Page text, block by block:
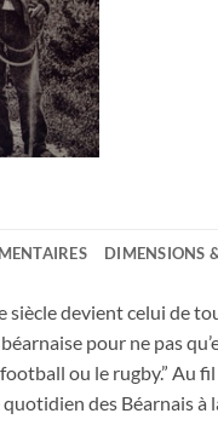
DIMENSIONS
siècle devient celui de
pour ne pas
ou le rugby.” Au
des Béarnais à